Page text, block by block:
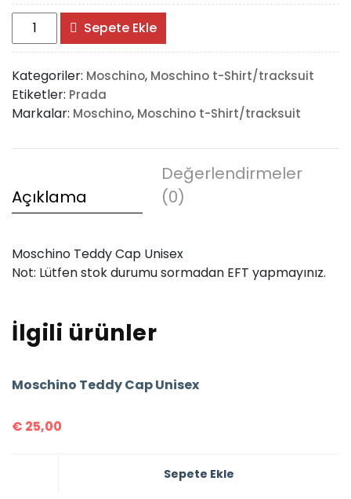
Moschino
Teddy
Cap
Unisex
adet
Sepete Ekle
Kategoriler: Moschino, Moschino t-Shirt/tracksuit
Etiketler: Prada
Markalar: Moschino, Moschino t-Shirt/tracksuit
Açıklama
Değerlendirmeler
(0)
Moschino Teddy Cap Unisex
Not: Lütfen stok durumu sormadan EFT yapmayınız.
İlgili ürünler
Moschino Teddy Cap Unisex
€ 25,00
Sepete Ekle